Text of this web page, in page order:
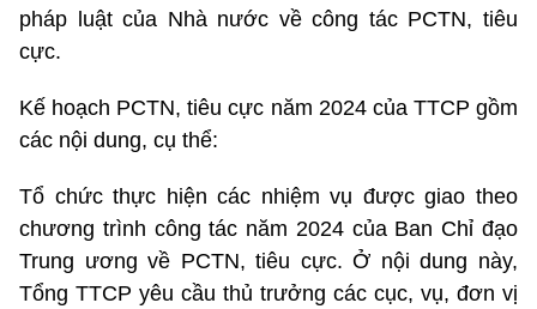
pháp luật của Nhà nước về công tác PCTN, tiêu
cực.
Kế hoạch PCTN, tiêu cực năm 2024 của TTCP gồm
các nội dung, cụ thể:
Tổ chức thực hiện các nhiệm vụ được giao theo
chương trình công tác năm 2024 của Ban Chỉ đạo
Trung ương về PCTN, tiêu cực. Ở nội dung này,
Tổng TTCP yêu cầu thủ trưởng các cục, vụ, đơn vị